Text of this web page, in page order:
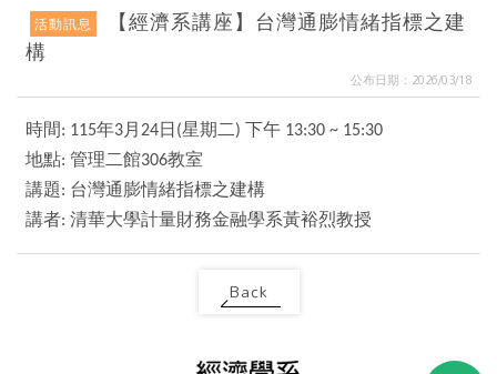
活動訊息 【經濟系講座】台灣通膨情緒指標之建
構
公布日期：2026/03/18
時間: 115年3月 24日 (星期二) 下午 13:30 ~ 15:30
地點: 管理二館306教室
講題: 台灣通膨情緒指標之建構
講者: 清華大學計量財務金融學系黃裕烈教授
Back